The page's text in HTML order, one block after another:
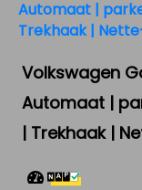
Volkswagen
Automaat |
| Trekhaak |